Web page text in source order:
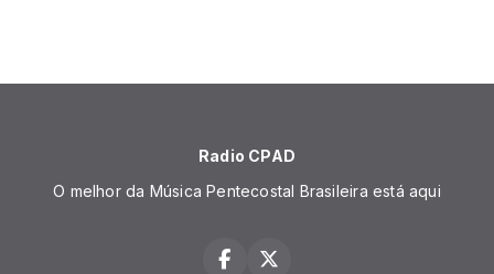
Radio CPAD
O melhor da Música Pentecostal Brasileira está aqui